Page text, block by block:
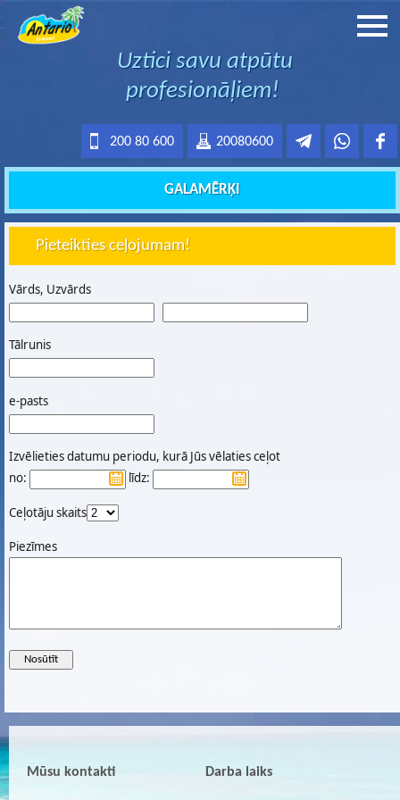
Uztici savu atpūtu
profesionāļiem!
20080600
200 80 600
GALAMĒRĶI
Pieteikties ceļojumam!
Vārds, Uzvārds
Tālrunis
e-pasts
Izvēlieties datumu periodu, kurā Jūs vēlaties ceļot
no:
līdz:
Ceļotāju skaits
Piezīmes
Mūsu kontakti Darba laiks